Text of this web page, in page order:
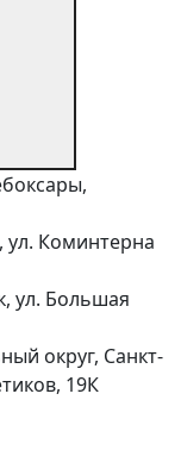
Коминтерна
ул. Большая
округ, Санкт-
19К